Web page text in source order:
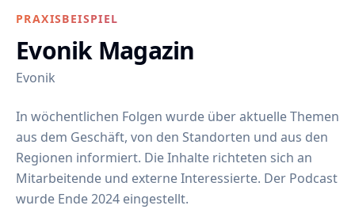
PRAXISBEISPIEL
Evonik Magazin
Evonik
In wöchentlichen Folgen wurde über aktuelle Themen
aus dem Geschäft, von den Standorten und aus den
Regionen informiert. Die Inhalte richteten sich an
Mitarbeitende und externe Interessierte. Der Podcast
wurde Ende 2024 eingestellt.